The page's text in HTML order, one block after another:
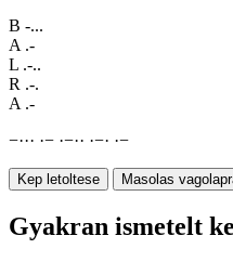
B -...
A .-
L .-..
R .-.
A .-
−··· ·− ·−·· ·−· ·−
Kep letoltese Masolas
Gyakran ismetelt